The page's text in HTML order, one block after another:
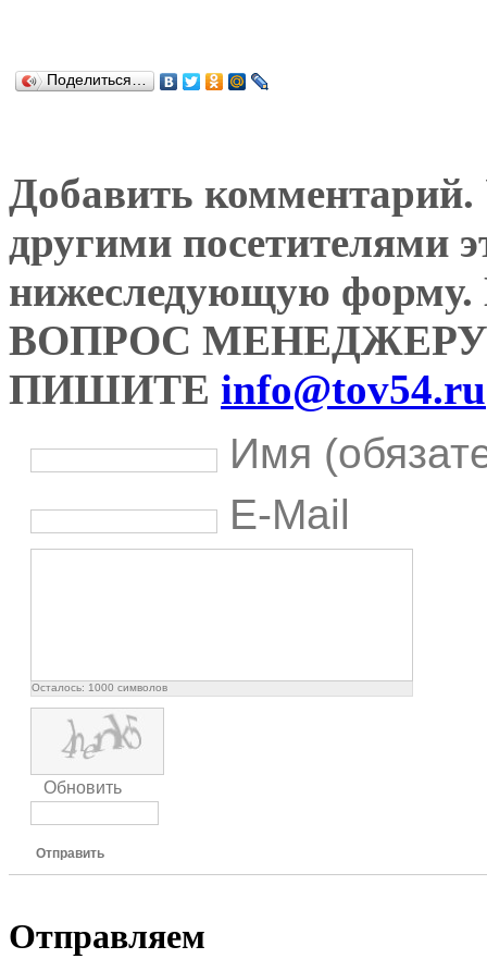
Поделиться…
Добавить комментарий.
другими посетителями
нижеследующую
ВОПРОС
ПИШИТЕ info@tov54.ru
Имя
E-Mail
Осталось: 1000 символов
Обновить
Отправить
Отправляем